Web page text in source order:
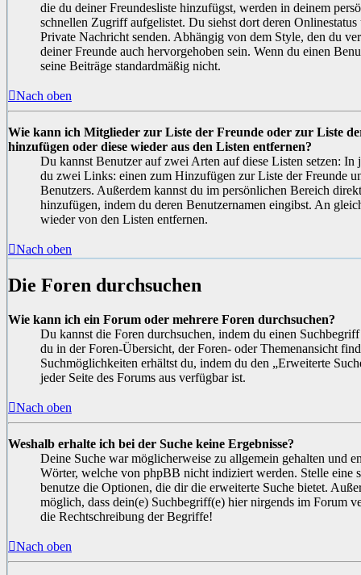
die du deiner Freundesliste hinzufügst, werden in deinem
schnellen Zugriff aufgelistet. Du siehst dort deren
Private Nachricht senden. Abhängig von dem Style, den du
deiner Freunde auch hervorgehoben sein. Wenn du einen
seine Beiträge standardmäßig nicht.
Nach oben
Wie kann ich Mitglieder zur Liste der Freunde oder zur Liste
hinzufügen oder diese wieder aus den Listen entfernen?
Du kannst Benutzer auf zwei Arten auf diese Listen setzen: In
du zwei Links: einen zum Hinzufügen zur Liste der Freunde
Benutzers. Außerdem kannst du im persönlichen Bereich
hinzufügen, indem du deren Benutzernamen eingibst. An
wieder von den Listen entfernen.
Nach oben
Die Foren durchsuchen
Wie kann ich ein Forum oder mehrere Foren durchsuchen?
Du kannst die Foren durchsuchen, indem du einen
du in der Foren-Übersicht, der Foren- oder Themenansicht
Suchmöglichkeiten erhältst du, indem du den „Erweiterte
jeder Seite des Forums aus verfügbar ist.
Nach oben
Weshalb erhalte ich bei der Suche keine Ergebnisse?
Deine Suche war möglicherweise zu allgemein gehalten und
Wörter, welche von phpBB nicht indiziert werden. Stelle eine
benutze die Optionen, die dir die erweiterte Suche bietet.
möglich, dass dein(e) Suchbegriff(e) hier nirgends im Forum
die Rechtschreibung der Begriffe!
Nach oben